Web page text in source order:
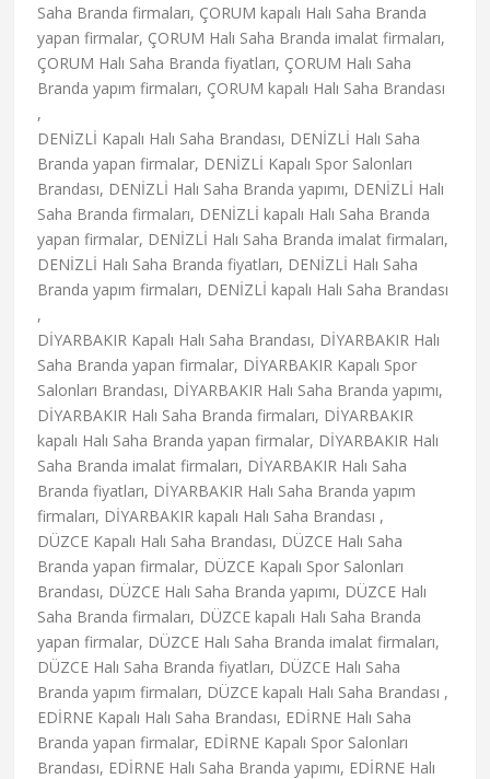
Saha Branda firmaları, ÇORUM kapalı Halı Saha Branda
yapan firmalar, ÇORUM Halı Saha Branda imalat firmaları,
ÇORUM Halı Saha Branda fiyatları, ÇORUM Halı Saha
Branda yapım firmaları, ÇORUM kapalı Halı Saha Brandası
,
DENİZLİ Kapalı Halı Saha Brandası, DENİZLİ Halı Saha
Branda yapan firmalar, DENİZLİ Kapalı Spor Salonları
Brandası, DENİZLİ Halı Saha Branda yapımı, DENİZLİ Halı
Saha Branda firmaları, DENİZLİ kapalı Halı Saha Branda
yapan firmalar, DENİZLİ Halı Saha Branda imalat firmaları,
DENİZLİ Halı Saha Branda fiyatları, DENİZLİ Halı Saha
Branda yapım firmaları, DENİZLİ kapalı Halı Saha Brandası
,
DİYARBAKIR Kapalı Halı Saha Brandası, DİYARBAKIR Halı
Saha Branda yapan firmalar, DİYARBAKIR Kapalı Spor
Salonları Brandası, DİYARBAKIR Halı Saha Branda yapımı,
DİYARBAKIR Halı Saha Branda firmaları, DİYARBAKIR
kapalı Halı Saha Branda yapan firmalar, DİYARBAKIR Halı
Saha Branda imalat firmaları, DİYARBAKIR Halı Saha
Branda fiyatları, DİYARBAKIR Halı Saha Branda yapım
firmaları, DİYARBAKIR kapalı Halı Saha Brandası ,
DÜZCE Kapalı Halı Saha Brandası, DÜZCE Halı Saha
Branda yapan firmalar, DÜZCE Kapalı Spor Salonları
Brandası, DÜZCE Halı Saha Branda yapımı, DÜZCE Halı
Saha Branda firmaları, DÜZCE kapalı Halı Saha Branda
yapan firmalar, DÜZCE Halı Saha Branda imalat firmaları,
DÜZCE Halı Saha Branda fiyatları, DÜZCE Halı Saha
Branda yapım firmaları, DÜZCE kapalı Halı Saha Brandası ,
EDİRNE Kapalı Halı Saha Brandası, EDİRNE Halı Saha
Branda yapan firmalar, EDİRNE Kapalı Spor Salonları
Brandası, EDİRNE Halı Saha Branda yapımı, EDİRNE Halı